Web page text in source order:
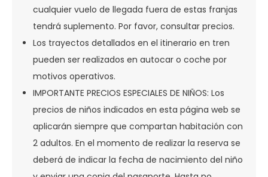
cualquier vuelo de llegada fuera de estas franjas
tendrá suplemento. Por favor, consultar precios.
Los trayectos detallados en el itinerario en tren
pueden ser realizados en autocar o coche por
motivos operativos.
IMPORTANTE PRECIOS ESPECIALES DE NIÑOS: Los
precios de niños indicados en esta página web se
aplicarán siempre que compartan habitación con
2 adultos. En el momento de realizar la reserva se
deberá de indicar la fecha de nacimiento del niño